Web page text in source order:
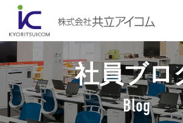
社員ブロ
Blog
会社概要
社長挨拶
企業理念
沿革
認証取得
選ばれる理由
サービス紹介
Web制作・ホームページ